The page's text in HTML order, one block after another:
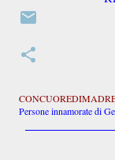
Persone innamorate di